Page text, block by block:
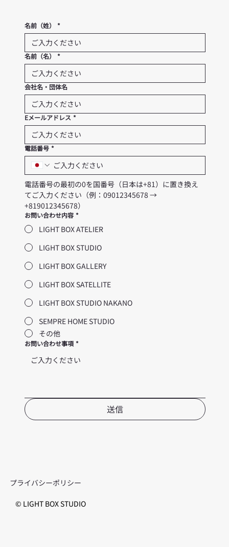
名前（姓） *
名前（名） *
会社名・団体名
Eメールアドレス *
電話番号 *
電話番号の最初の0を国番号（日本は+81）に置き換え
てご入力ください（例：09012345678 →
+819012345678）
お問い合わせ内容 *
LIGHT BOX ATELIER
LIGHT BOX STUDIO
LIGHT BOX GALLERY
LIGHT BOX SATELLITE
LIGHT BOX STUDIO NAKANO
SEMPRE HOME STUDIO
その他
お問い合わせ事項 *
送信
© LIGHT BOX STUDIO
プライバシーポリシー